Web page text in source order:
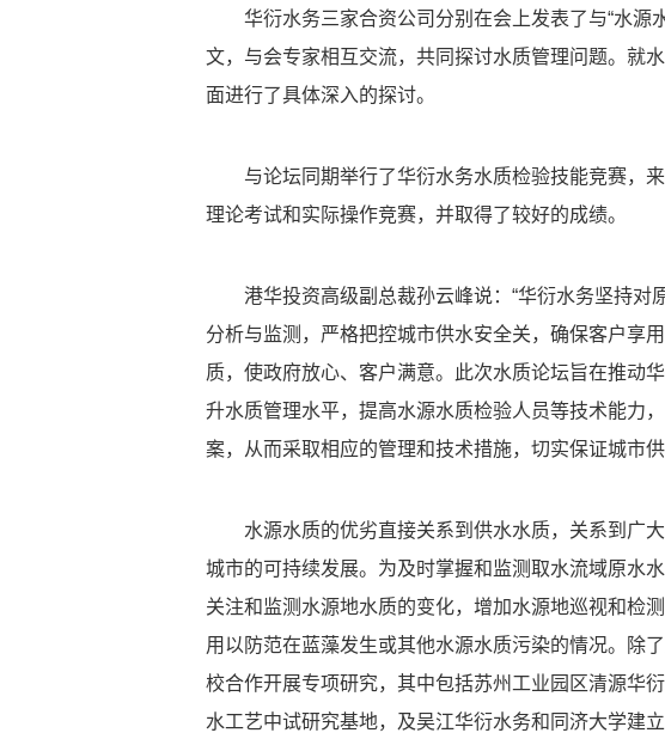
华衍水务三家合资公司分别在会上发表了与“水源
文，与会专家相互交流，共同探讨水质管理问题。就
面进行了具体深入的探讨。
与论坛同期举行了华衍水务水质检验技能竞赛，
理论考试和实际操作竞赛，并取得了较好的成绩。
港华投资高级副总裁孙云峰说：“华衍水务坚持
分析与监测，严格把控城市供水安全关，确保客户享
质，使政府放心、客户满意。此次水质论坛旨在推动
升水质管理水平，提高水源水质检验人员等技术能力
案，从而采取相应的管理和技术措施，切实保证城市
水源水质的优劣直接关系到供水水质，关系到广
城市的可持续发展。为及时掌握和监测取水流域原水
关注和监测水源地水质的变化，增加水源地巡视和检
用以防范在蓝藻发生或其他水源水质污染的情况。除
校合作开展专项研究，其中包括苏州工业园区清源华
水工艺中试研究基地，及吴江华衍水务和同济大学建